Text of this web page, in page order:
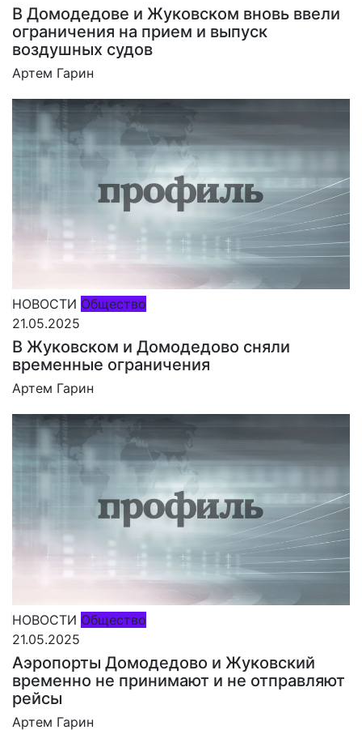
В Домодедове и Жуковском вновь ввели
ограничения на прием и выпуск
воздушных судов
Артем Гарин
НОВОСТИ Общество
21.05.2025
В Жуковском и Домодедово сняли
временные ограничения
Артем Гарин
НОВОСТИ Общество
21.05.2025
Аэропорты Домодедово и Жуковский
временно не принимают и не отправляют
рейсы
Артем Гарин